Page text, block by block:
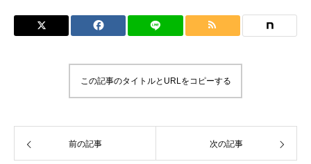
この記事のタイトルとURLをコピーする
前の記事 次の記事